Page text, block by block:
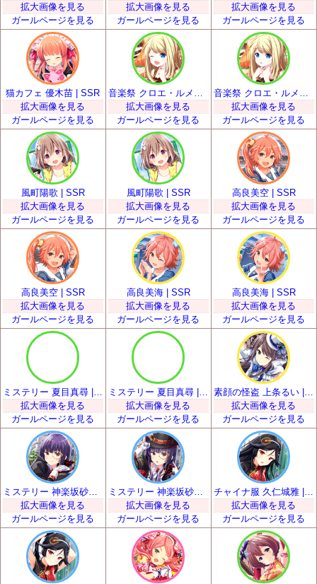
拡大画像を見る
ガールページを見る
拡大画像を見る
ガールページを見る
拡大画像を見る
ガールページを見る
猫カフェ 優木苗 | SSR
拡大画像を見る
ガールページを見る
拡大画像を見る
ガールページを見る
拡大画像を見る
ガールページを見る
風町陽歌 | SSR
拡大画像を見る
ガールページを見る
風町陽歌 | SSR
拡大画像を見る
ガールページを見る
高良美空 | SSR
拡大画像を見る
ガールページを見る
高良美空 | SSR
拡大画像を見る
ガールページを見る
高良美海 | SSR
拡大画像を見る
ガールページを見る
高良美海 | SSR
拡大画像を見る
ガールページを見る
拡大画像を見る
ガールページを見る
ミステリー 夏目真尋 | SSR
拡大画像を見る
ガールページを見る
素顔の怪盗 上条るい | SSR
拡大画像を見る
ガールページを見る
拡大画像を見る
ガールページを見る
ミステリー 神楽坂砂夜 | SSR
拡大画像を見る
ガールページを見る
チャイナ服 久仁城雅 | SSR
拡大画像を見る
ガールページを見る